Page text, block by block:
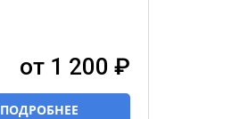
от 1 200 ₽
ПОДРОБНЕЕ